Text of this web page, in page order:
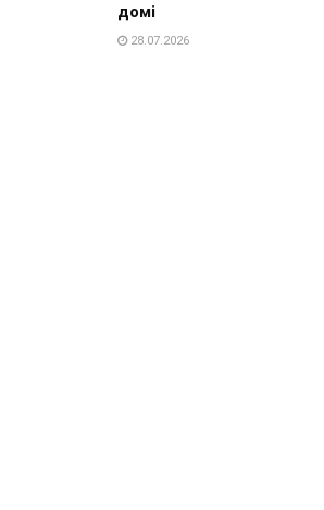
домі
28.07.2026